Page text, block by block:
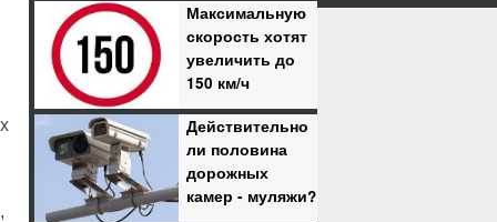
Максимальную
скорость хотят
увеличить до
150 км/ч
Действительно
ли половина
дорожных
камер - муляжи?